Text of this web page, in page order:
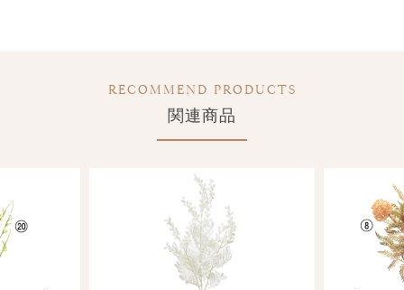
RECOMMEND PRODUCTS
関連商品